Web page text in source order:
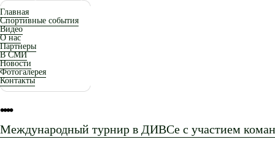
Главная
Спортивные события
Видео
О нас
Партнеры
В СМИ
Новости
Фотогалерея
Контакты
••••
Международный турнир в ДИВСе с участием